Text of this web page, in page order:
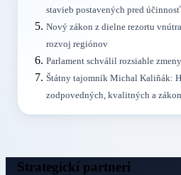
stavieb postavených pred
Nový zákon z dielne rezortu
rozvoj regiónov
Parlament schválil rozsiahle
Štátny tajomník Michal Kaliňák:
zodpovedných, kvalitných a
Strategickí partneri